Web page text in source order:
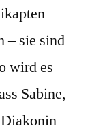
– sie sind
wird es
Sabine,